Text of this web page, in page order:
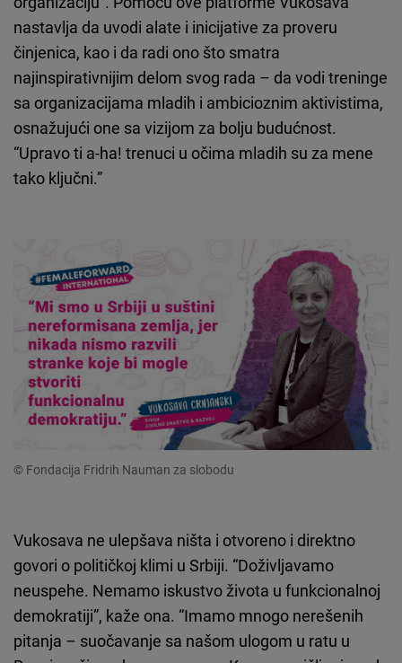
nastavlja da uvodi alate i inicijative za proveru
činjenica, kao i da radi ono što smatra
najinspirativnijim delom svog rada – da vodi treninge
sa organizacijama mladih i ambicioznim aktivistima,
osnažujući one sa vizijom za bolju budućnost.
“Upravo ti a-ha! trenuci u očima mladih su za mene
tako ključni.”
© Fondacija Fridrih Nauman za slobodu
Vukosava ne ulepšava ništa i otvoreno i direktno
govori o političkoj klimi u Srbiji. “Doživljavamo
neuspehe. Nemamo iskustvo života u funkcionalnoj
demokratiji”, kaže ona. “Imamo mnogo nerešenih
pitanja – suočavanje sa našom ulogom u ratu u